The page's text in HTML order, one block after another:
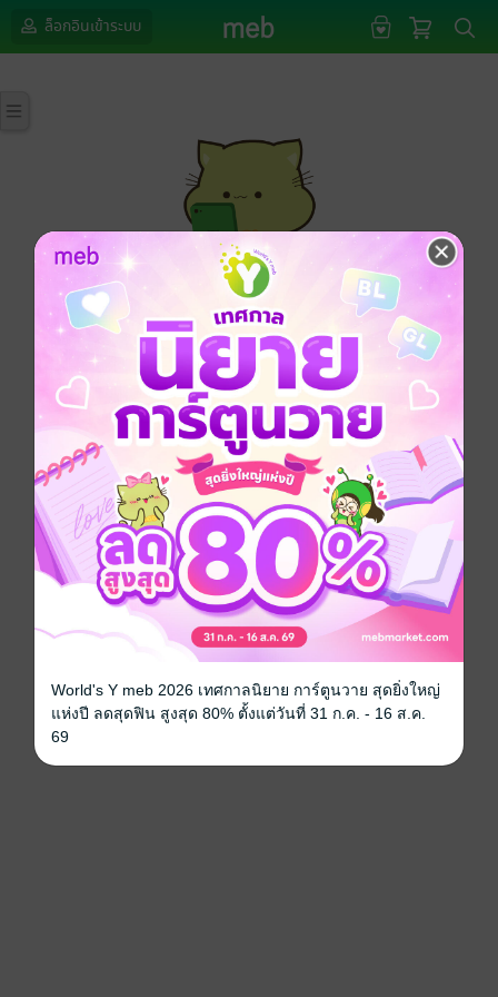
ล็อกอินเข้าระบบ
กรุณาเข้าสู่ระบบก่อนดำเนินรายการด้วยค่ะ
ล็อกอินเข้าระบบ
World's Y meb 2026 เทศกาลนิยาย การ์ตูนวาย สุดยิ่งใหญ่
แห่งปี ลดสุดฟิน สูงสุด 80% ตั้งแต่วันที่ 31 ก.ค. - 16 ส.ค.
69